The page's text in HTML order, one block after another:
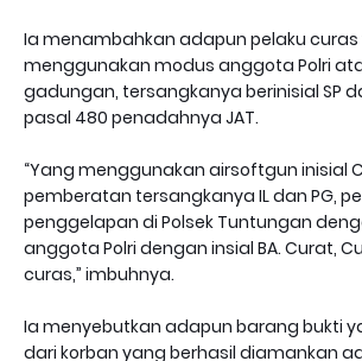
Ia menambahkan adapun pelaku
menggunakan modus anggota Polri
gadungan, tersangkanya berinisial SP
pasal 480 penadahnya JAT.
“Yang menggunakan airsoftgun inisial
pemberatan tersangkanya IL dan PG,
penggelapan di Polsek Tuntungan
anggota Polri dengan insial BA. Curat,
curas,” imbuhnya.
Ia menyebutkan adapun barang bukti
dari korban yang berhasil diamankan